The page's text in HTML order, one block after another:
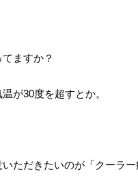
ますか？
が30度を超すとか。
ただきたいのが「クーラー